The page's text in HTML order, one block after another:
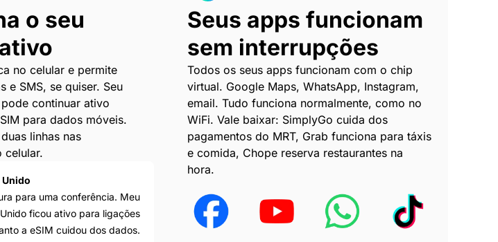
o seu
no celular e permite
e SMS, se quiser. Seu
continuar ativo
para dados móveis.
linhas nas
celular.
Unido
para uma conferência. Meu
ficou ativo para ligações
a eSIM cuidou dos dados.
Seus apps funcionam
sem interrupções
Todos os seus apps funcionam com o chip
virtual. Google Maps, WhatsApp, Instagram,
email. Tudo funciona normalmente, como no
WiFi. Vale baixar: SimplyGo cuida dos
pagamentos do MRT, Grab funciona para táxis
e comida, Chope reserva restaurantes na
hora.